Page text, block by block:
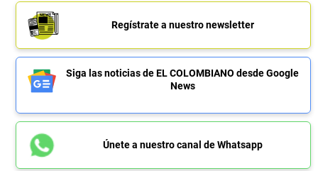
Regístrate a nuestro newsletter
Siga las noticias de EL COLOMBIANO desde Google
News
Únete a nuestro canal de Whatsapp